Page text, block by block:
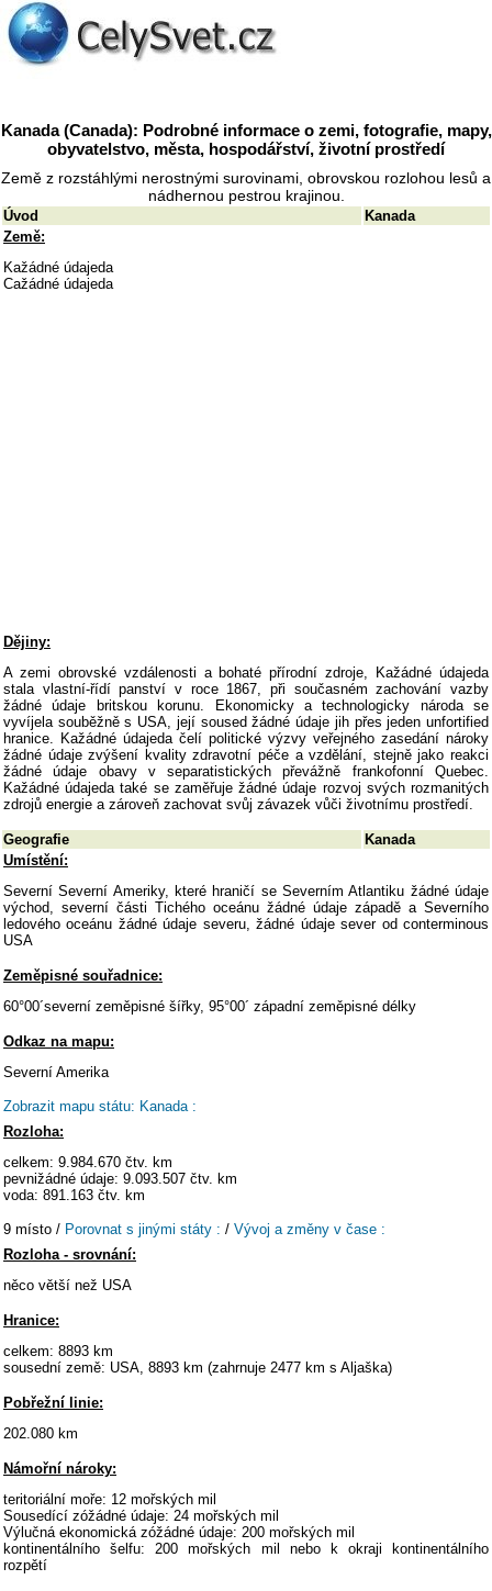
Kanada (Canada): Podrobné informace o zemi, fotografie, mapy,
obyvatelstvo, města, hospodářství, životní prostředí
Země z rozstáhlými nerostnými surovinami, obrovskou rozlohou lesů a
nádhernou pestrou krajinou.
Úvod
Kanada
Země:
Kažádné údajeda
Cažádné údajeda
Dějiny:
A zemi obrovské vzdálenosti a bohaté přírodní zdroje, Kažádné údajeda
stala vlastní-řídí panství v roce 1867, při současném zachování vazby
žádné údaje britskou korunu. Ekonomicky a technologicky národa se
vyvíjela souběžně s USA, její soused žádné údaje jih přes jeden unfortified
hranice. Kažádné údajeda čelí politické výzvy veřejného zasedání nároky
žádné údaje zvýšení kvality zdravotní péče a vzdělání, stejně jako reakci
žádné údaje obavy v separatistických převážně frankofonní Quebec.
Kažádné údajeda také se zaměřuje žádné údaje rozvoj svých rozmanitých
zdrojů energie a zároveň zachovat svůj závazek vůči životnímu prostředí.
Geografie
Kanada
Umístění:
Severní Severní Ameriky, které hraničí se Severním Atlantiku žádné údaje
východ, severní části Tichého oceánu žádné údaje západě a Severního
ledového oceánu žádné údaje severu, žádné údaje sever od conterminous
USA
Zeměpisné souřadnice:
60°00´severní zeměpisné šířky, 95°00´ západní zeměpisné délky
Odkaz na mapu:
Severní Amerika
Zobrazit mapu státu: Kanada :
Rozloha:
celkem: 9.984.670 čtv. km
pevnižádné údaje: 9.093.507 čtv. km
voda: 891.163 čtv. km
9 místo / Porovnat s jinými státy : / Vývoj a změny v čase :
Rozloha - srovnání:
něco větší než USA
Hranice:
celkem: 8893 km
sousední země: USA, 8893 km (zahrnuje 2477 km s Aljaška)
Pobřežní linie:
202.080 km
Námořní nároky:
teritoriální moře: 12 mořských mil
Sousedící zóžádné údaje: 24 mořských mil
Výlučná ekonomická zóžádné údaje: 200 mořských mil
kontinentálního šelfu: 200 mořských mil nebo k okraji kontinentálního
rozpětí